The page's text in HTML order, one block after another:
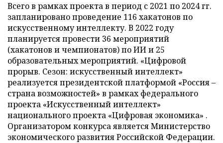
Всего в рамках проекта в период с 2021 по 2024 гг.
запланировано проведение 116 хакатонов по
искусственному интеллекту. В 2022 году
планируется провести 36 мероприятий
(хакатонов и чемпионатов) по ИИ и 25
образовательных мероприятий. «Цифровой
прорыв. Сезон: искусственный интеллект»
реализуется президентской платформой «Россия –
страна возможностей» в рамках федерального
проекта «Искусственный интеллект»
национального проекта «Цифровая экономика» .
Организатором конкурса является Министерство
экономического развития Российской Федерации.